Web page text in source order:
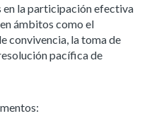
en la participación efectiva
ámbitos como el
convivencia, la toma de
pacífica de